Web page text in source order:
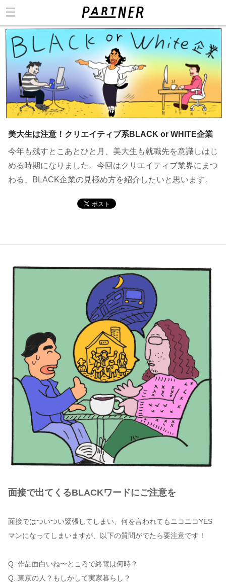
美大生は注意！クリエイティブ系BLACK or WHITE企業
今年も残すとこあとひと月、美大生も就職先を意識しはじ
める時期になりました。今回はクリエイティブ業界にまつ
わる、BLACK企業の見極め方を紹介したいと思います。
面接で出てくるBLACKワードにご注意を
面接ではついつい緊張してしまい、何を言われてもニコニコYES
マンになってしまいますが、以下の質問がでたら要注意です！
Q. 作品面白いね〜ところで終電は何時？
Q. 東京の人？もしかして実家暮らし？
カテゴリ
このサイトについて
運営会社
お問い合わせ